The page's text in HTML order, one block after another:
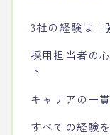
3社の経験は「
採用担当者の
ト
キャリアの一
すべての経験